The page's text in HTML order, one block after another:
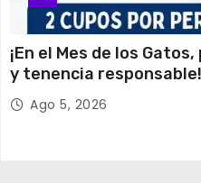
¡En el Mes de los
y tenencia responsable!
Ago 5, 2026